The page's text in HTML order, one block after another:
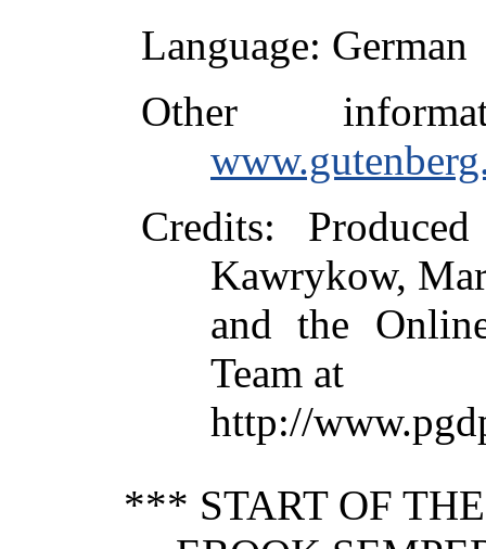
Language: German
Other
Credits:
Kawrykow,
and the
Team at
http://
*** START OF